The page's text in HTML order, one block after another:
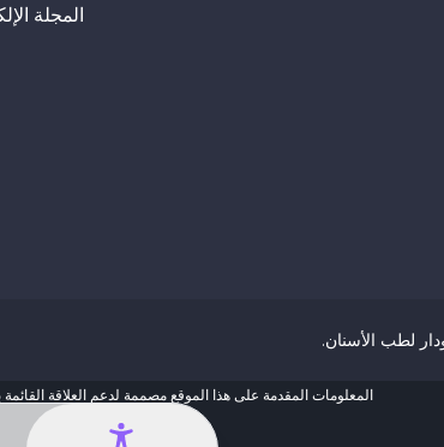
المجلة
لطب الأسنان.
المعلومات المقدمة على هذا الموقع مصممة لدعم العلاقة